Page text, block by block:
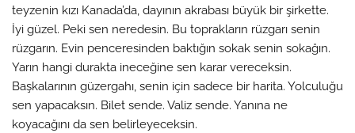
teyzenin kızı Kanada’da, dayının akrabası büyük bir şirkette.
İyi güzel. Peki sen neredesin. Bu toprakların rüzgarı senin
rüzgarın. Evin penceresinden baktığın sokak senin sokağın.
Yarın hangi durakta ineceğine sen karar vereceksin.
Başkalarının güzergahı, senin için sadece bir harita. Yolculuğu
sen yapacaksın. Bilet sende. Valiz sende. Yanına ne
koyacağını da sen belirleyeceksin.